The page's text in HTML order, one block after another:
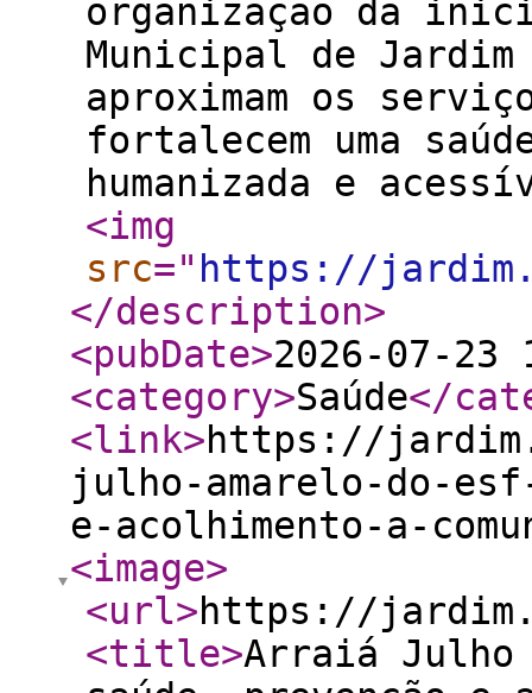
organização da
Municipal de Jardim
aproximam os
fortalecem uma
humanizada e
<img
src=" https://
</description>
<pubDate>2026-07-23
<category>Saúde</
<link>https://
julho-amarelo-do-
e-acolhimento-a-
<image>
<url>https://
<title>Arraiá Julho